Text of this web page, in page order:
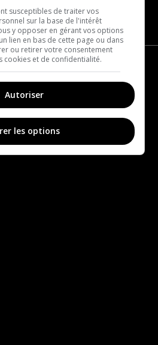
susceptibles de traiter vos
sur la base de l'intérêt
y opposer en gérant vos options
lien en bas de cette page ou dans
ou retirer votre consentement
cookies et de confidentialité.
Autoriser
les options